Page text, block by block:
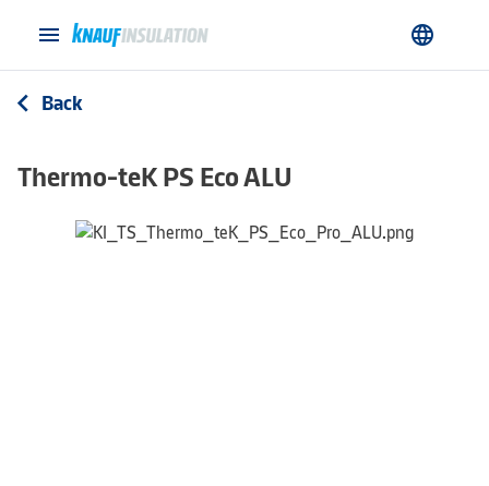
menu language
arrow_back_ios Back
Thermo-teK PS Eco ALU